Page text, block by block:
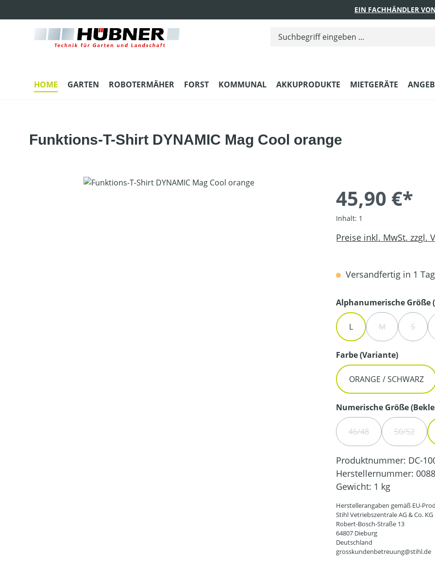
EIN FACHHÄNDLER
HOME GARTEN ROBOTERMÄHER FORST KOMMUNAL AKKUPRODUKTE MIETGERÄTE
Funktions-T-Shirt DYNAMIC Mag Cool orange
Bildergalerie überspringen
45,90 €*
Inhalt: 1
Preise inkl. MwSt. zzgl.
Versandfertig in 1
Alphanumerische Größe
L M(DIESE OPTION
S(DIESE
Farbe (Variante)
ORANGE / SCHWARZ
Numerische Größe
46/48(DIESE OPTION IST
50/52(DIESE
Produktnummer: DC-
Herstellernummer:
Gewicht: 1 kg
Herstellerangaben gemäß EU-
Stihl Vetriebszentrale AG & Co. KG
Robert-Bosch-Straße 13
64807 Dieburg
Deutschland
grosskundenbetreuung@stihl.de